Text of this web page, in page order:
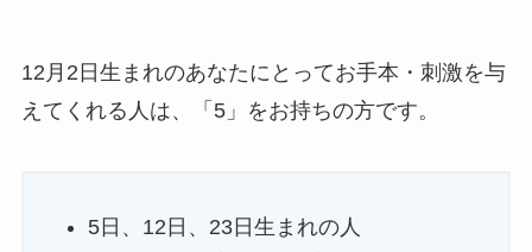
12月2日生まれのあなたにとってお手本・刺激を与
えてくれる人は、「5」をお持ちの方です。
5日、12日、23日生まれの人